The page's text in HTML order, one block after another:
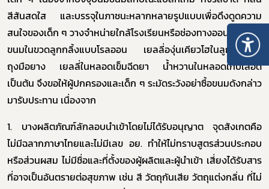
สีสันสดใส และบรรจุในภาชนะหลากหลายรูปแบบเพื่อดึงดูดความ
สนใจของเด็ก ๆ วางจำหน่ายใกล้โรงเรียนหรือช่องทางออนไลน์ อาทิ
ขนมในขวดลูกกลิ้งแบบโรลออน เยลลี่องุ่นเคียวโฮในลูกโป่งหรือ
ถุงมือยาง เยลลี่ในหลอดเข็มฉีดยา น้ำหวานในหลอดเก็บเลือด
เป็นต้น จึงขอให้ผู้ปกครองและเด็ก ๆ ระมัดระวังอย่าซื้อขนมดังกล่าว
มารับประทาน เนื่องจาก
1. บางผลิตภัณฑ์ลักลอบนำเข้าโดยไม่ได้รับอนุญาต จุดสังเกตคือ
ไม่มีฉลากภาษาไทยและไม่มีเลข อย. ทำให้ไม่ทราบสูตรส่วนประกอบ
หรือส่วนผสม ไม่มีชื่อและที่ตั้งของผู้ผลิตและผู้นำเข้า เสี่ยงได้รับสาร
ที่อาจเป็นอันตรายต่อสุขภาพ เช่น สี วัตถุกันเสีย วัตถุแต่งกลิ่น ที่ไม่